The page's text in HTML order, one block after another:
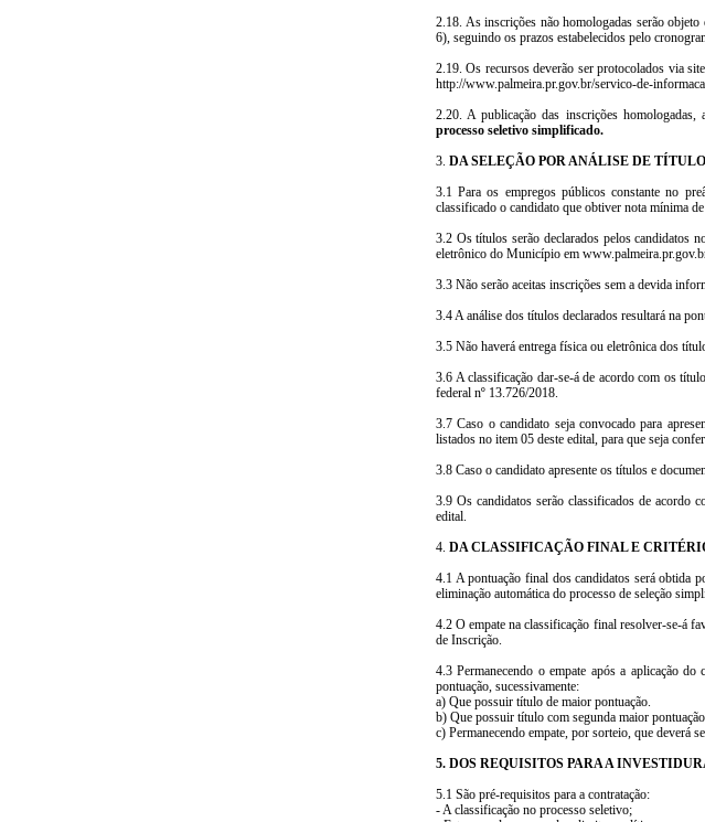
2.18. As inscrições não homologadas serão
6), seguindo os prazos estabelecidos pelo
2.19. Os recursos deverão ser protocolados via
http://www.palmeira.pr.gov.br/servico-de-
2.20. A publicação das inscrições
processo seletivo simplificado.
3. DA SELEÇÃO POR ANÁLISE DE
3.1 Para os empregos públicos constante no
classificado o candidato que obtiver nota mínima
3.2 Os títulos serão declarados pelos candidatos
eletrônico do Município em
3.3 Não serão aceitas inscrições sem a devida
3.4 A análise dos títulos declarados resultará na
3.5 Não haverá entrega física ou eletrônica dos
3.6 A classificação dar-se-á de acordo com os
federal nº 13.726/2018.
3.7 Caso o candidato seja convocado para
listados no item 05 deste edital, para que seja
3.8 Caso o candidato apresente os títulos e
3.9 Os candidatos serão classificados de acordo
edital.
4. DA CLASSIFICAÇÃO FINAL E
4.1 A pontuação final dos candidatos será obtida
eliminação automática do processo de seleção
4.2 O empate na classificação final resolver-se-á
de Inscrição.
4.3 Permanecendo o empate após a aplicação
pontuação, sucessivamente:
a) Que possuir título de maior pontuação.
b) Que possuir título com segunda maior pontuação.
c) Permanecendo empate, por sorteio, que deverá
5. DOS REQUISITOS PARA A
5.1 São pré-requisitos para a contratação:
- A classificação no processo seletivo;